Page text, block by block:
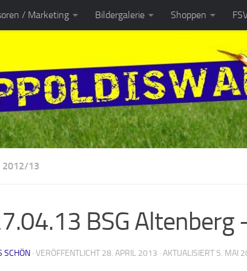
/ Marketing Bildergalerie Shoppen
2012/13
BSG Altenberg
SCHÖN · VERÖFFENTLICHT 28. APRIL 2013 · AKTUALISIERT 5. MAI